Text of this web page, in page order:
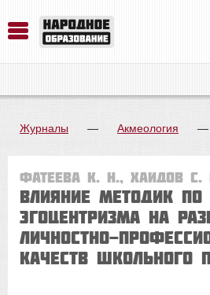
Журналы — Акмеология
Фатеева К. Н., Хаидов С.
ВЛИЯНИЕ МЕТОДИК ПО
ЭГОЦЕНТРИЗМА НА
ЛИЧНОСТНО-
КАЧЕСТВ ШКОЛЬНОГО